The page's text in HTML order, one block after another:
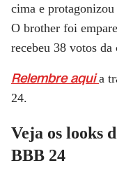
cima e protagonizou
O brother foi
recebeu 38 votos da
Relembre aquia
24.
Veja os looks
BBB 24